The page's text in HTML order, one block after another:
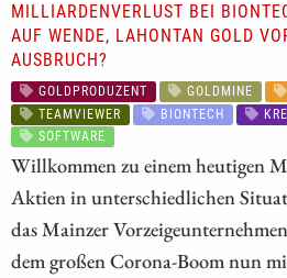
MILLIARDENVERLUST BEI
AUF WENDE, LAHONTAN GOLD VOR
USBRUCH?
GOLDPRODUZENT GOLDMINE
TEAMVIEWER
BIONTECH
SOFTWARE
Willkommen zu einem heutigen
Aktien in unterschiedlichen
das Mainzer
dem großen Corona-Boom nun